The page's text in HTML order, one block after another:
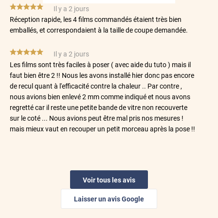
*****
Réception rapide, les 4 films commandés étaient très bien
emballés, et correspondaient à la taille de coupe demandée.
Il y a 2 jours
*****
Les films sont très faciles à poser ( avec aide du tuto ) mais il
faut bien être 2 !! Nous les avons installé hier donc pas encore
de recul quant à l'efficacité contre la chaleur .. Par contre ,
nous avions bien enlevé 2 mm comme indiqué et nous avons
regretté car il reste une petite bande de vitre non recouverte
sur le coté ... Nous avions peut être mal pris nos mesures !
mais mieux vaut en recouper un petit morceau après la pose !!
Il y a 2 jours
L'efficacité du produit ,,!
Il y a 2 jours
Voir tous les avis
Laisser un avis Google